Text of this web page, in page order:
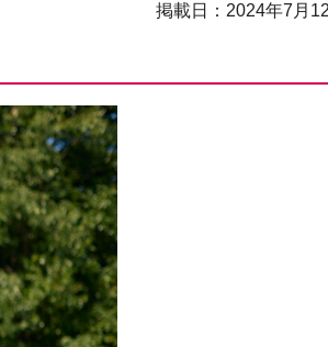
掲載日：2024年7月